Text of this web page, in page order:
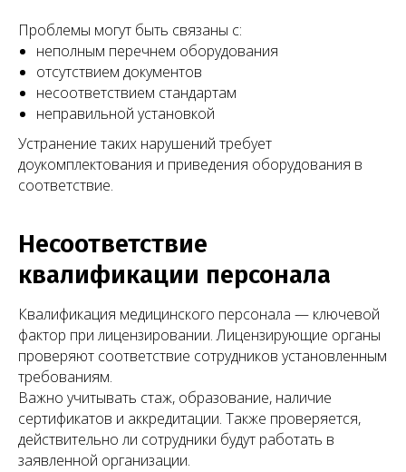
Проблемы могут быть связаны с:
неполным перечнем оборудования
отсутствием документов
несоответствием стандартам
неправильной установкой
Устранение таких нарушений требует
доукомплектования и приведения оборудования в
соответствие.
Несоответствие
квалификации персонала
Квалификация медицинского персонала — ключевой
фактор при лицензировании. Лицензирующие органы
проверяют соответствие сотрудников установленным
требованиям.
Важно учитывать стаж, образование, наличие
сертификатов и аккредитации. Также проверяется,
действительно ли сотрудники будут работать в
заявленной организации.